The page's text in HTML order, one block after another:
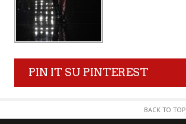
PIN IT SU PINTEREST
BACK TO TOP